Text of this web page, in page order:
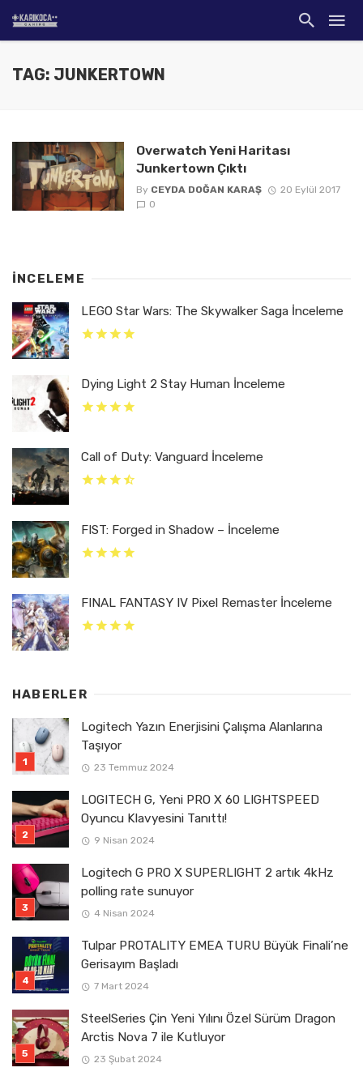
TAG: JUNKERTOWN
Overwatch Yeni Haritası
Junkertown Çıktı
By CEYDA DOĞAN KARAŞ
20 Eylül 2017
0
İNCELEME
LEGO Star Wars: The Skywalker Saga İnceleme
Dying Light 2 Stay Human İnceleme
Call of Duty: Vanguard İnceleme
FIST: Forged in Shadow – İnceleme
FINAL FANTASY IV Pixel Remaster İnceleme
HABERLER
Logitech Yazın Enerjisini Çalışma Alanlarına
Taşıyor
23 Temmuz 2024
LOGITECH G, Yeni PRO X 60 LIGHTSPEED
Oyuncu Klavyesini Tanıttı!
9 Nisan 2024
Logitech G PRO X SUPERLIGHT 2 artık 4kHz
polling rate sunuyor
4 Nisan 2024
Tulpar PROTALITY EMEA TURU Büyük Finali’ne
Gerisayım Başladı
7 Mart 2024
SteelSeries Çin Yeni Yılını Özel Sürüm Dragon
Arctis Nova 7 ile Kutluyor
23 Şubat 2024